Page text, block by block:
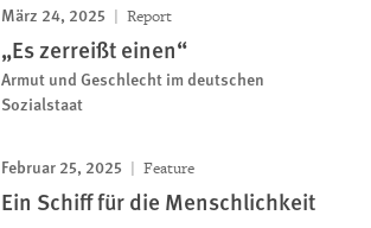
März 24, 2025 Report
„Es zerreißt einen“
Armut und Geschlecht im deutschen
Sozialstaat
Februar 25, 2025 Feature
Ein Schiff für die Menschlichkeit